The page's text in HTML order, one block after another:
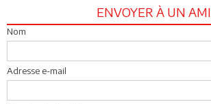
ENVOYER À UN AMI
Nom
Adresse e-mail